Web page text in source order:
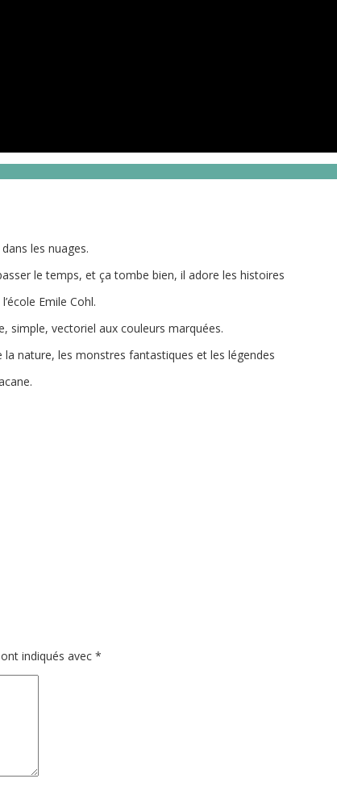
les nuages.
le temps, et ça tombe bien, il adore les histoires
Emile Cohl.
simple, vectoriel aux couleurs marquées.
nature, les monstres fantastiques et les légendes
indiqués avec *